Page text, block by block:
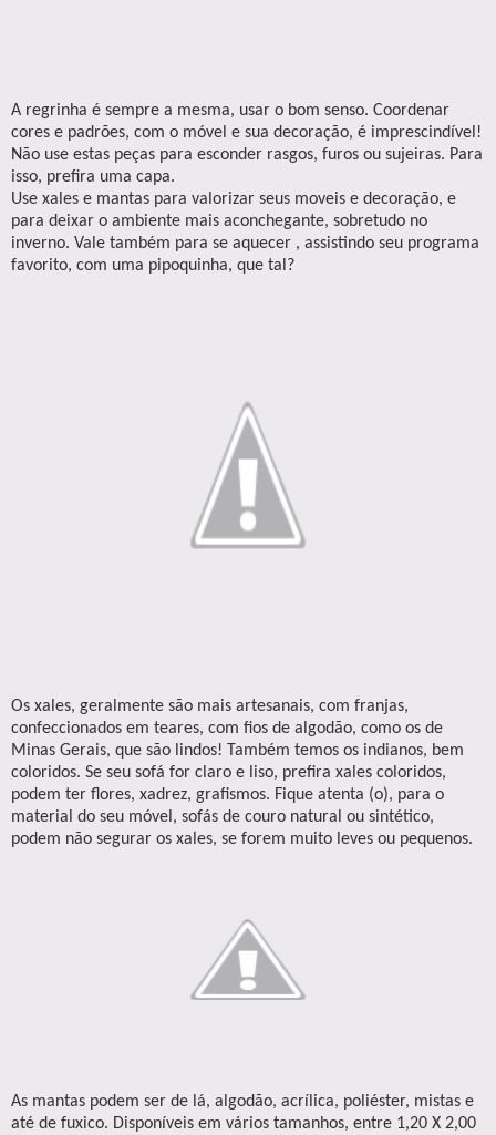
A regrinha é sempre a mesma, usar o bom senso. Coordenar
cores e padrões, com o móvel e sua decoração, é imprescindível!
Não use estas peças para esconder rasgos, furos ou sujeiras. Para
isso, prefira uma capa.
Use xales e mantas para valorizar seus moveis e decoração, e
para deixar o ambiente mais aconchegante, sobretudo no
inverno. Vale também para se aquecer , assistindo seu programa
favorito, com uma pipoquinha, que tal?
Os xales, geralmente são mais artesanais, com franjas,
confeccionados em teares, com fios de algodão, como os de
Minas Gerais, que são lindos! Também temos os indianos, bem
coloridos. Se seu sofá for claro e liso, prefira xales coloridos,
podem ter flores, xadrez, grafismos. Fique atenta (o), para o
material do seu móvel, sofás de couro natural ou sintético,
podem não segurar os xales, se forem muito leves ou pequenos.
As mantas podem ser de lá, algodão, acrílica, poliéster, mistas e
até de fuxico. Disponíveis em vários tamanhos, entre 1,20 X 2,00